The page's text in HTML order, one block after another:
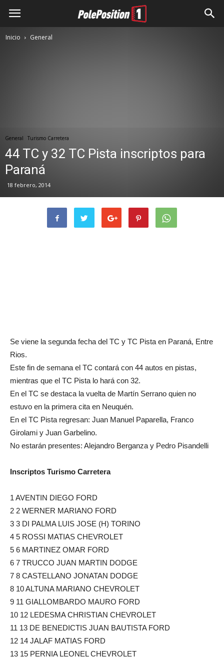
Inicio General
General Turismo Carretera
44 TC y 32 TC Pista inscriptos para
Paraná
18 febrero, 2014
Se viene la segunda fecha del TC y TC Pista en Paraná, Entre
Rios.
Este fin de semana el TC contará con 44 autos en pistas,
mientras que el TC Pista lo hará con 32.
En el TC se destaca la vuelta de Martín Serrano quien no
estuvo en la primera cita en Neuquén.
En el TC Pista regresan: Juan Manuel Paparella, Franco
Girolami y Juan Garbelino.
No estarán presentes: Alejandro Berganza y Pedro Pisandelli
Inscriptos Turismo Carretera
1 AVENTIN DIEGO FORD
2 2 WERNER MARIANO FORD
3 3 DI PALMA LUIS JOSE (H) TORINO
4 5 ROSSI MATIAS CHEVROLET
5 6 MARTINEZ OMAR FORD
6 7 TRUCCO JUAN MARTIN DODGE
7 8 CASTELLANO JONATAN DODGE
8 10 ALTUNA MARIANO CHEVROLET
9 11 GIALLOMBARDO MAURO FORD
10 12 LEDESMA CHRISTIAN CHEVROLET
11 13 DE BENEDICTIS JUAN BAUTISTA FORD
12 14 JALAF MATIAS FORD
13 15 PERNIA LEONEL CHEVROLET